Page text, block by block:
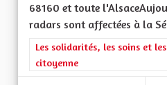
68160 et toute
radars sont affectées à la
Filtrer les résultats de la
Les solidarités, les soins et
citoyenne